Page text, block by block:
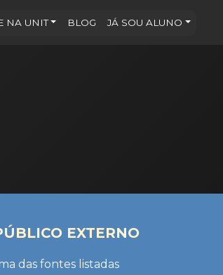
NA UNIT BLOG JÁ SOU ALUNO
EXTERNO
das fontes listadas